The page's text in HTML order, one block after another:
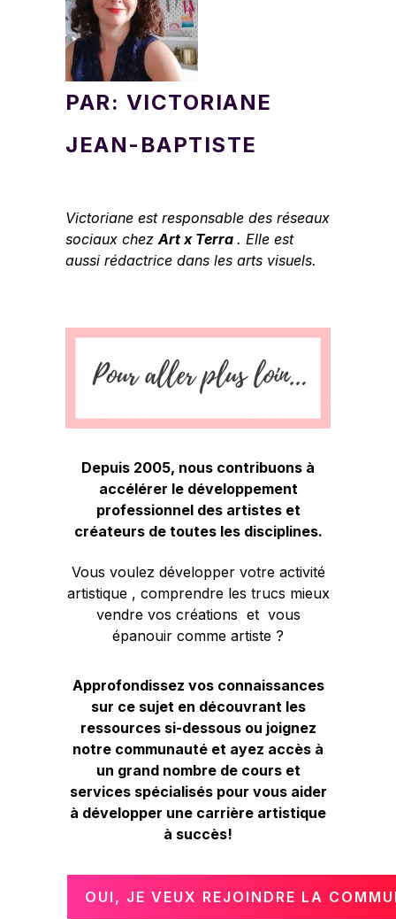
PAR: VICTORIANE
JEAN-BAPTISTE
Victoriane est responsable des réseaux
sociaux chezArt x Terra . Elle est
aussi rédactrice dans les arts visuels.
Depuis 2005, nous contribuons à
accélérer le développement
professionnel des artistes et
créateurs de toutes les disciplines.
Vous voulez développer votre activité
artistique , comprendre les trucs mieux
vendre vos créations et vous
épanouir comme artiste ?
Approfondissez vos connaissances
sur ce sujet en découvrant les
ressources si-dessous ou joignez
notre communauté et ayez accès à
un grand nombre de cours et
services spécialisés pour vous aider
à développer une carrière artistique
à succès!
OUI, JE VEUX REJOINDRE LA